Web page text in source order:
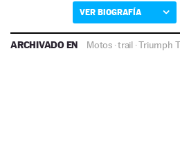
VER BIOGRAFÍA
ARCHIVADO EN Motos·trail ·Triumph